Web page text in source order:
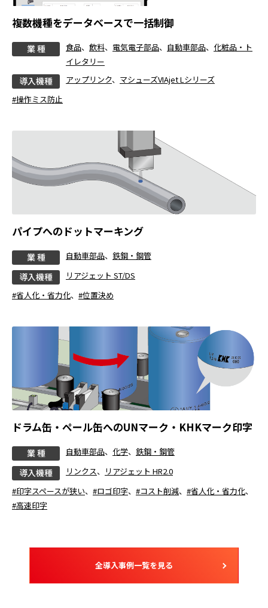
複数機種をデータベースで一括制御
業 種 食品、 飲料、 電気電子部品、 自動車部品、 化粧品・ト
イレタリー
導入機種 アップリンク、 マシューズVIAjet Lシリーズ
#操作ミス防止
パイプへのドットマーキング
業 種 自動車部品、 鉄鋼・鋼管
導入機種
リアジェット ST/DS
#省人化・省力化、 #位置決め
ドラム缶・ペール缶へのUNマーク・KHKマーク印字
業 種 自動車部品、 化学、 鉄鋼・鋼管
導入機種 リンクス、 リアジェット HR2.0
#印字スペースが狭い、 #ロゴ印字、 #コスト削減、 #省人化・省力化、
#高速印字
全導入事例一覧を見る